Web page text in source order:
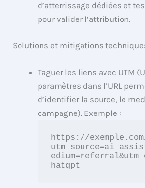
d’atterrissage dédiées et
pour valider l’attribution.
Solutions et mitigations
Taguer les liens avec UTM
paramètres dans l’URL
d’identifier la source, le
campagne). Exemple :
https://
hatgpt